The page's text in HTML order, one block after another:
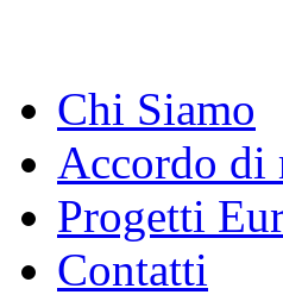
Chi Siamo
Accordo di
Progetti
Contatti